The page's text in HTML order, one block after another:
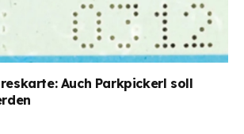
Auch Parkpickerl soll